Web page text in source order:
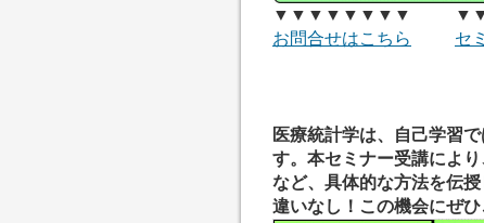
▼▼▼▼▼▼▼▼
お問合せはこちら
セ
医療統計学は、自己学習
す。本セミナー受講によ
など、具体的な方法を伝
違いなし！この機会にぜひ